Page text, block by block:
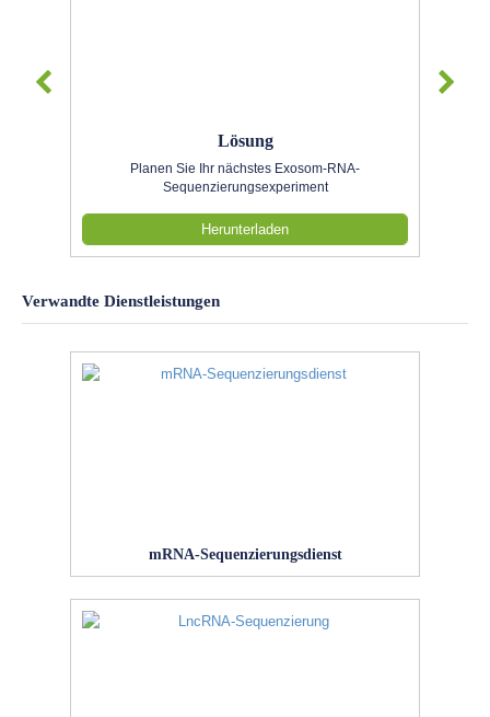
Lösung
Planen Sie Ihr nächstes Exosom-RNA-
Sequenzierungsexperiment
Herunterladen
Verwandte Dienstleistungen
mRNA-Sequenzierungsdienst